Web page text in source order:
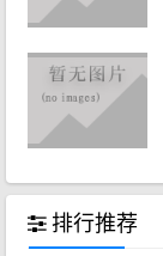
排行推荐